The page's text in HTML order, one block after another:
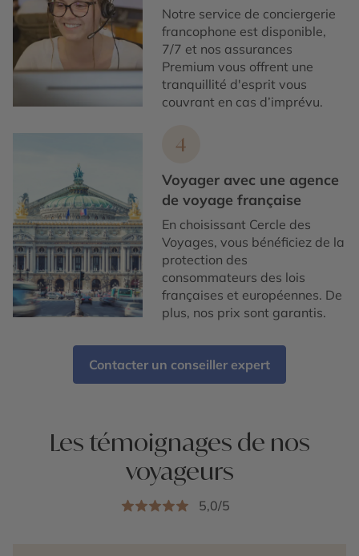
Notre service de conciergerie
francophone est disponible,
7/7 et nos assurances
Premium vous offrent une
tranquillité d'esprit vous
couvrant en cas d’imprévu.
4
Voyager avec une agence
de voyage française
En choisissant Cercle des
Voyages, vous bénéficiez de la
protection des
consommateurs des lois
françaises et européennes. De
plus, nos prix sont garantis.
Contacter un conseiller expert
Les témoignages de nos
voyageurs
5,0/5